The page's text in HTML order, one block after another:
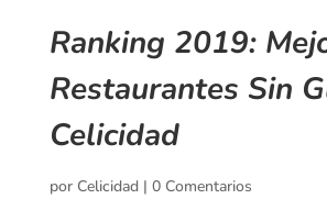
Ranking 2019:
Restaurantes Sin
Celicidad
por Celicidad| 0 Comentarios